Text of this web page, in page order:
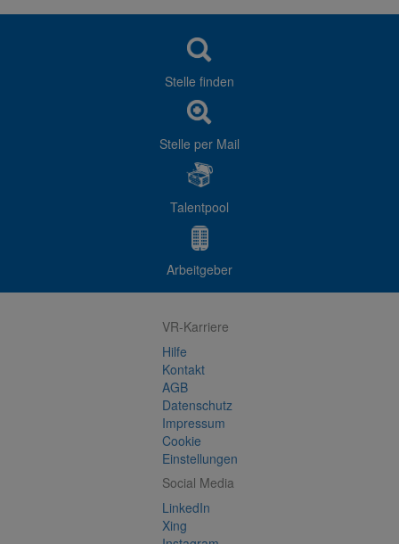
Stelle finden
Stelle per Mail
Talentpool
Arbeitgeber
VR-Karriere
Hilfe
Kontakt
AGB
Datenschutz
Impressum
Cookie
Einstellungen
Social Media
LinkedIn
Xing